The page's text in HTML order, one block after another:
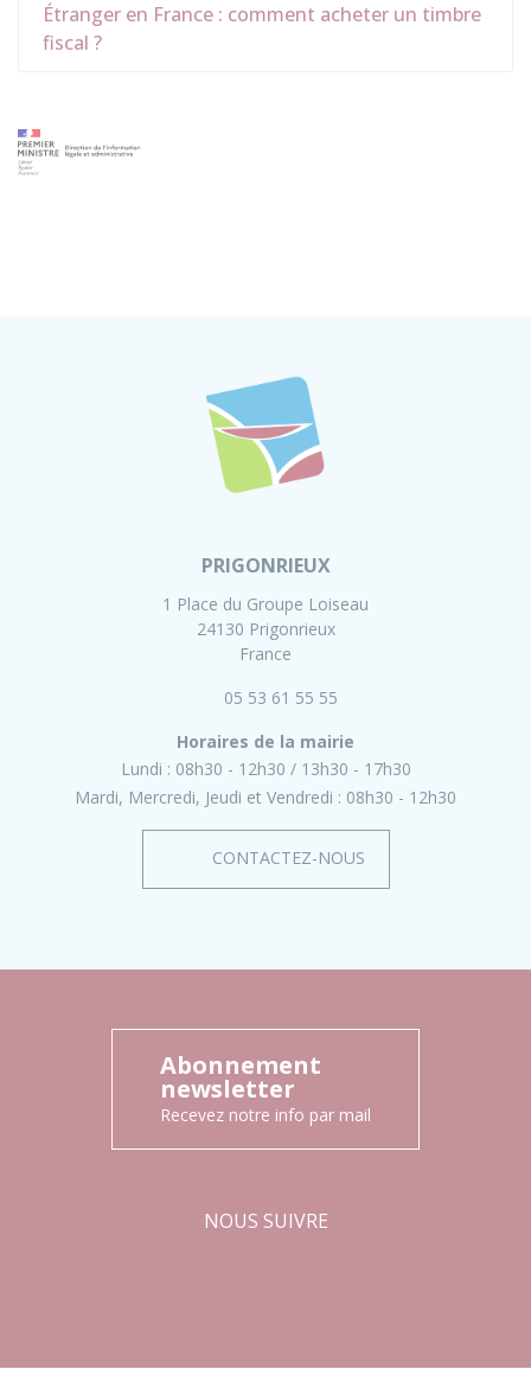
Étranger en France : comment acheter un timbre
fiscal ?
PRIGONRIEUX
1 Place du Groupe Loiseau
24130 Prigonrieux
France
05 53 61 55 55
Horaires de la mairie
Lundi : 08h30 - 12h30
13h30 - 17h30
Mardi, Mercredi, Jeudi et Vendredi : 08h30 - 12h30
CONTACTEZ-NOUS
Abonnement
newsletter
Recevez notre info par mail
NOUS SUIVRE